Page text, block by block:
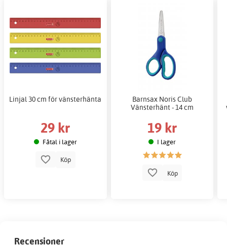
Linjal 30 cm för vänsterhänta
29 kr
Fåtal i lager
Köp
Barnsax Noris Club
Vänsterhänt - 14 cm
19 kr
I lager
Köp
Recensioner